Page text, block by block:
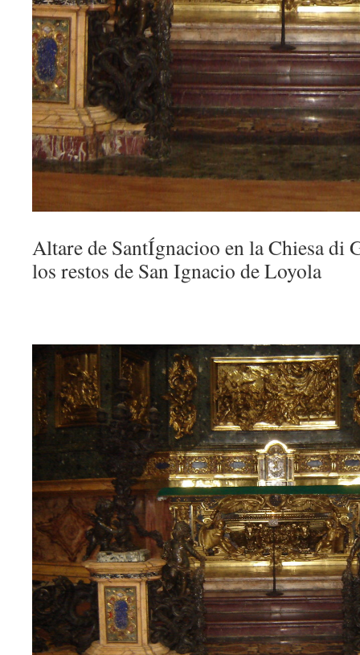
Altare de SantÍgnacioo en la Chiesa di
los restos de San Ignacio de Loyola